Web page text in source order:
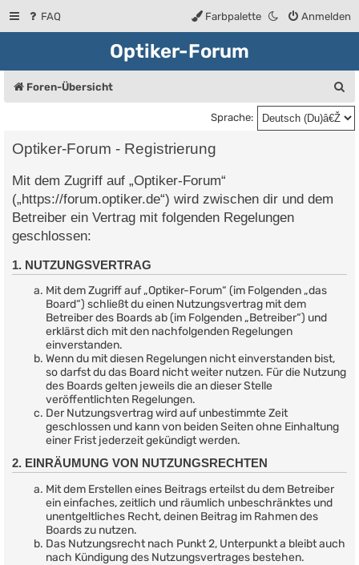
FAQ Anmelden
Farbpalette
Optiker-Forum
Foren-Übersicht
u
c
Sprache:
Optiker-Forum - Registrierung
Mit dem Zugriff auf „Optiker-Forum“
(„https://forum.optiker.de“) wird zwischen dir und dem
Betreiber ein Vertrag mit folgenden Regelungen
geschlossen:
1. NUTZUNGSVERTRAG
Mit dem Zugriff auf „Optiker-Forum“ (im Folgenden „das
Board“) schließt du einen Nutzungsvertrag mit dem
Betreiber des Boards ab (im Folgenden „Betreiber“) und
erklärst dich mit den nachfolgenden Regelungen
einverstanden.
Wenn du mit diesen Regelungen nicht einverstanden bist,
so darfst du das Board nicht weiter nutzen. Für die Nutzung
des Boards gelten jeweils die an dieser Stelle
veröffentlichten Regelungen.
Der Nutzungsvertrag wird auf unbestimmte Zeit
geschlossen und kann von beiden Seiten ohne Einhaltung
einer Frist jederzeit gekündigt werden.
2. EINRÄUMUNG VON NUTZUNGSRECHTEN
Mit dem Erstellen eines Beitrags erteilst du dem Betreiber
ein einfaches, zeitlich und räumlich unbeschränktes und
unentgeltliches Recht, deinen Beitrag im Rahmen des
Boards zu nutzen.
Das Nutzungsrecht nach Punkt 2, Unterpunkt a bleibt auch
nach Kündigung des Nutzungsvertrages bestehen.